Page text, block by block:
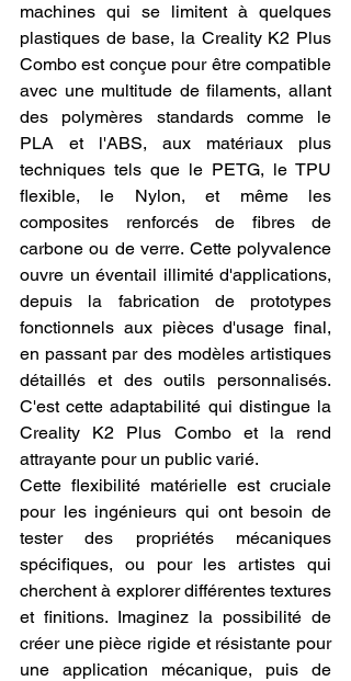
machines qui se limitent à quelques
plastiques de base, la Creality K2 Plus
Combo est conçue pour être compatible
avec une multitude de filaments, allant
des polymères standards comme le
PLA et l'ABS, aux matériaux plus
techniques tels que le PETG, le TPU
flexible, le Nylon, et même les
composites renforcés de fibres de
carbone ou de verre. Cette polyvalence
ouvre un éventail illimité d'applications,
depuis la fabrication de prototypes
fonctionnels aux pièces d'usage final,
en passant par des modèles artistiques
détaillés et des outils personnalisés.
C'est cette adaptabilité qui distingue la
Creality K2 Plus Combo et la rend
attrayante pour un public varié.
Cette flexibilité matérielle est cruciale
pour les ingénieurs qui ont besoin de
tester des propriétés mécaniques
spécifiques, ou pour les artistes qui
cherchent à explorer différentes textures
et finitions. Imaginez la possibilité de
créer une pièce rigide et résistante pour
une application mécanique, puis de